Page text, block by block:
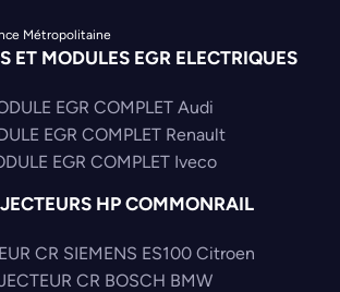
Métropolitaine
ET MODULES EGR ELECTRIQUES
EGR COMPLET Audi
EGR COMPLET Renault
EGR COMPLET Iveco
HP COMMONRAIL
CR SIEMENS ES100 Citroen
CR BOSCH BMW